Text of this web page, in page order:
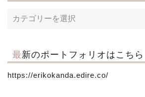
最新のポートフォリオはこちら
https://erikokanda.edire.co/